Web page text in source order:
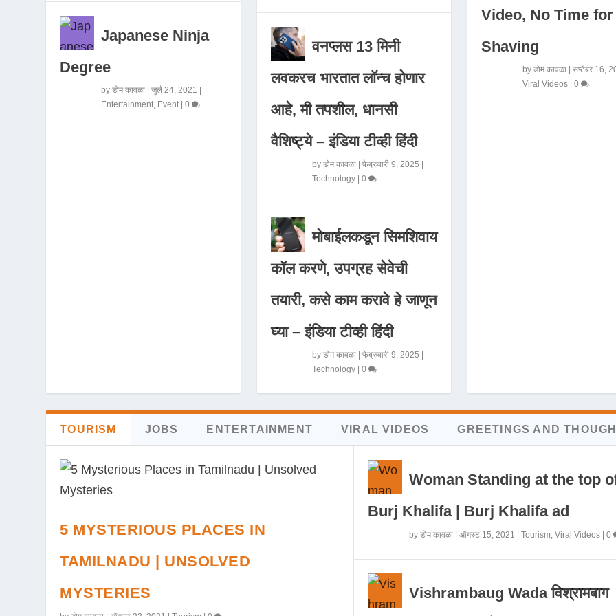
Japanese Ninja
Degree
byडोम कावळा |जुलै 24, 2021 |
Entertainment Event |0
वनप्लस 13 मिनी
लवकरच भारतात लॉन्च होणार
आहे, मी तपशील, धानसी
वैशिष्ट्ये – इंडिया टीव्ही हिंदी
by डोम कावळा| फेब्रुवारी 9, 2025
Technology| 0
मोबाईलकडून सिमशिवाय
कॉल करणे, उपग्रह सेवेची
तयारी, कसे काम करावे हे जाणून
घ्या – इंडिया टीव्ही हिंदी
by डोम कावळा| फेब्रुवारी 9, 2025
Technology| 0
Video, No Time for
Shaving
by डोम कावळा| सप्टेंबर 16,
Viral Videos| 0
TOURISM JOBS ENTERTAINMENT VIRAL VIDEOS GREETINGS AND
5 MYSTERIOUS PLACES IN
TAMILNADU | UNSOLVED
MYSTERIES
Woman Standing at the top
Burj Khalifa | Burj Khalifa ad
by डोम कावळा| ऑगस्ट 15, 2021 Tourism, Viral Videos| 0
Vishrambaug Wada विश्रामबाग